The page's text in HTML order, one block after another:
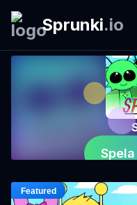
Sprunki.io